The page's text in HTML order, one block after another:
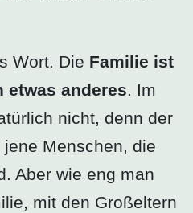
Wort. Die Familie ist
etwas anderes. Im
nicht, denn der
Menschen, die
Aber wie eng man
mit den Großeltern